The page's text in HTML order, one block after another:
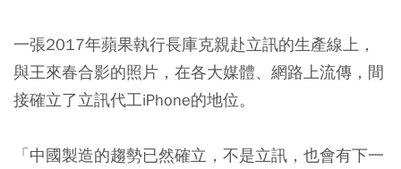
一張2017年蘋果執行長庫克親赴立訊的生產線上，
與王來春合影的照片，在各大媒體、網路上流傳，間
接確立了立訊代工iPhone的地位。
「中國製造的趨勢已然確立，不是立訊，也會有下一